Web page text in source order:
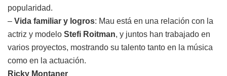
popularidad.
– Vida familiar y logros: Mau está en una relación con la
actriz y modelo Stefi Roitman, y juntos han trabajado en
varios proyectos, mostrando su talento tanto en la música
como en la actuación.
Ricky Montaner